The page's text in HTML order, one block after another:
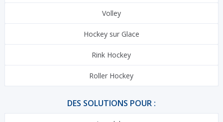
Volley
Hockey sur Glace
Rink Hockey
Roller Hockey
DES SOLUTIONS POUR :